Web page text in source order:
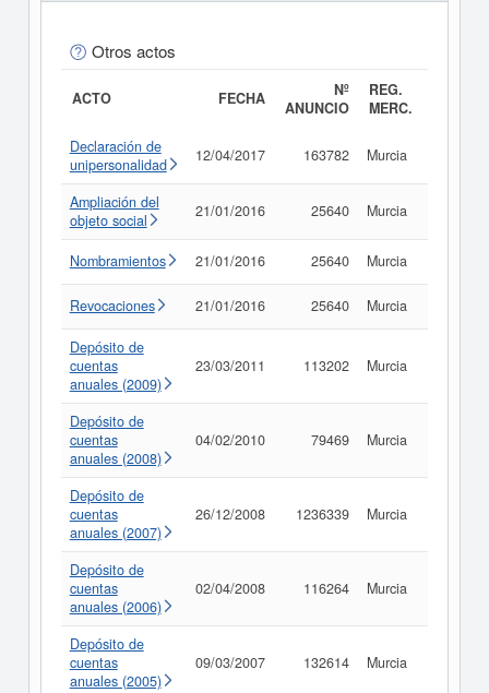
Otros actos
ACTO FECHA
Nº
ANUNCIO
REG.
MERC.
Declaración de
unipersonalidad
12/04/2017 163782 Murcia
Ampliación del
objeto social
21/01/2016 25640 Murcia
Nombramientos 21/01/2016 25640 Murcia
Revocaciones 21/01/2016 25640 Murcia
Depósito de
cuentas
anuales (2009)
23/03/2011 113202 Murcia
Depósito de
cuentas
anuales (2008)
04/02/2010 79469 Murcia
Depósito de
cuentas
anuales (2007)
26/12/2008 1236339 Murcia
Depósito de
cuentas
anuales (2006)
02/04/2008 116264 Murcia
Depósito de
cuentas
anuales (2005)
09/03/2007 132614 Murcia